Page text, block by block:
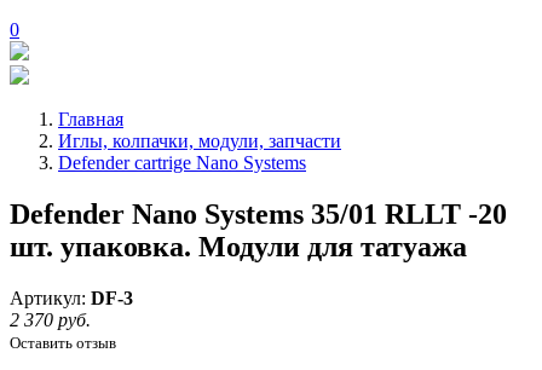
0
Главная
Иглы, колпачки, модули, запчасти
Defender cartrige Nano Systems
Defender Nano Systems 35/01 RLLT -20
шт. упаковка. Модули для татуажа
Артикул: DF-3
2 370 руб.
Оставить отзыв